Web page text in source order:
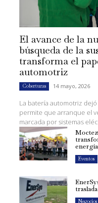
El avance de la
búsqueda de la
transforma el
automotriz
Coberturas 14 mayo, 2026
La batería automotriz
permite que arranque el
marcada por sistemas
Eventos